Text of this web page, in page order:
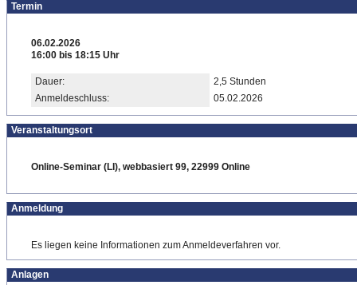
Termin
06.02.2026
16:00 bis 18:15 Uhr
Dauer:
2,5 Stunden
Anmeldeschluss:
05.02.2026
Veranstaltungsort
Online-Seminar (LI), webbasiert 99, 22999 Online
Anmeldung
Es liegen keine Informationen zum Anmeldeverfahren vor.
Anlagen